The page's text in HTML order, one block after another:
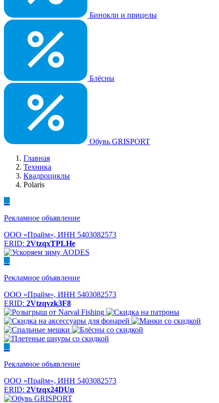
Бинокли и прицелы
Блёсны
Обувь GRISPORT
Главная
Техника
Квадроциклы
Polaris
...
Рекламное объявление
ООО «Прайм», ИНН 5403082573
ERID: 2VtzqxTPLHe
...
Рекламное объявление
ООО «Прайм», ИНН 5403082573
ERID: 2Vtzqvzk3F8
...
Рекламное объявление
ООО «Прайм», ИНН 5403082573
ERID: 2Vtzqx24DUn